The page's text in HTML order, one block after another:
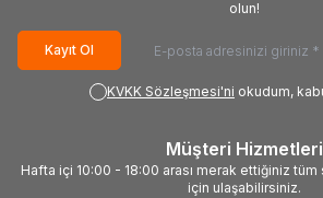
olun!
Kayıt Ol
KVKK Sözleşmesi'ni okudum,
Müşteri Hizmetleri
Hafta içi 10:00 - 18:00 arası merak ettiğiniz
için ulaşabilirsiniz.